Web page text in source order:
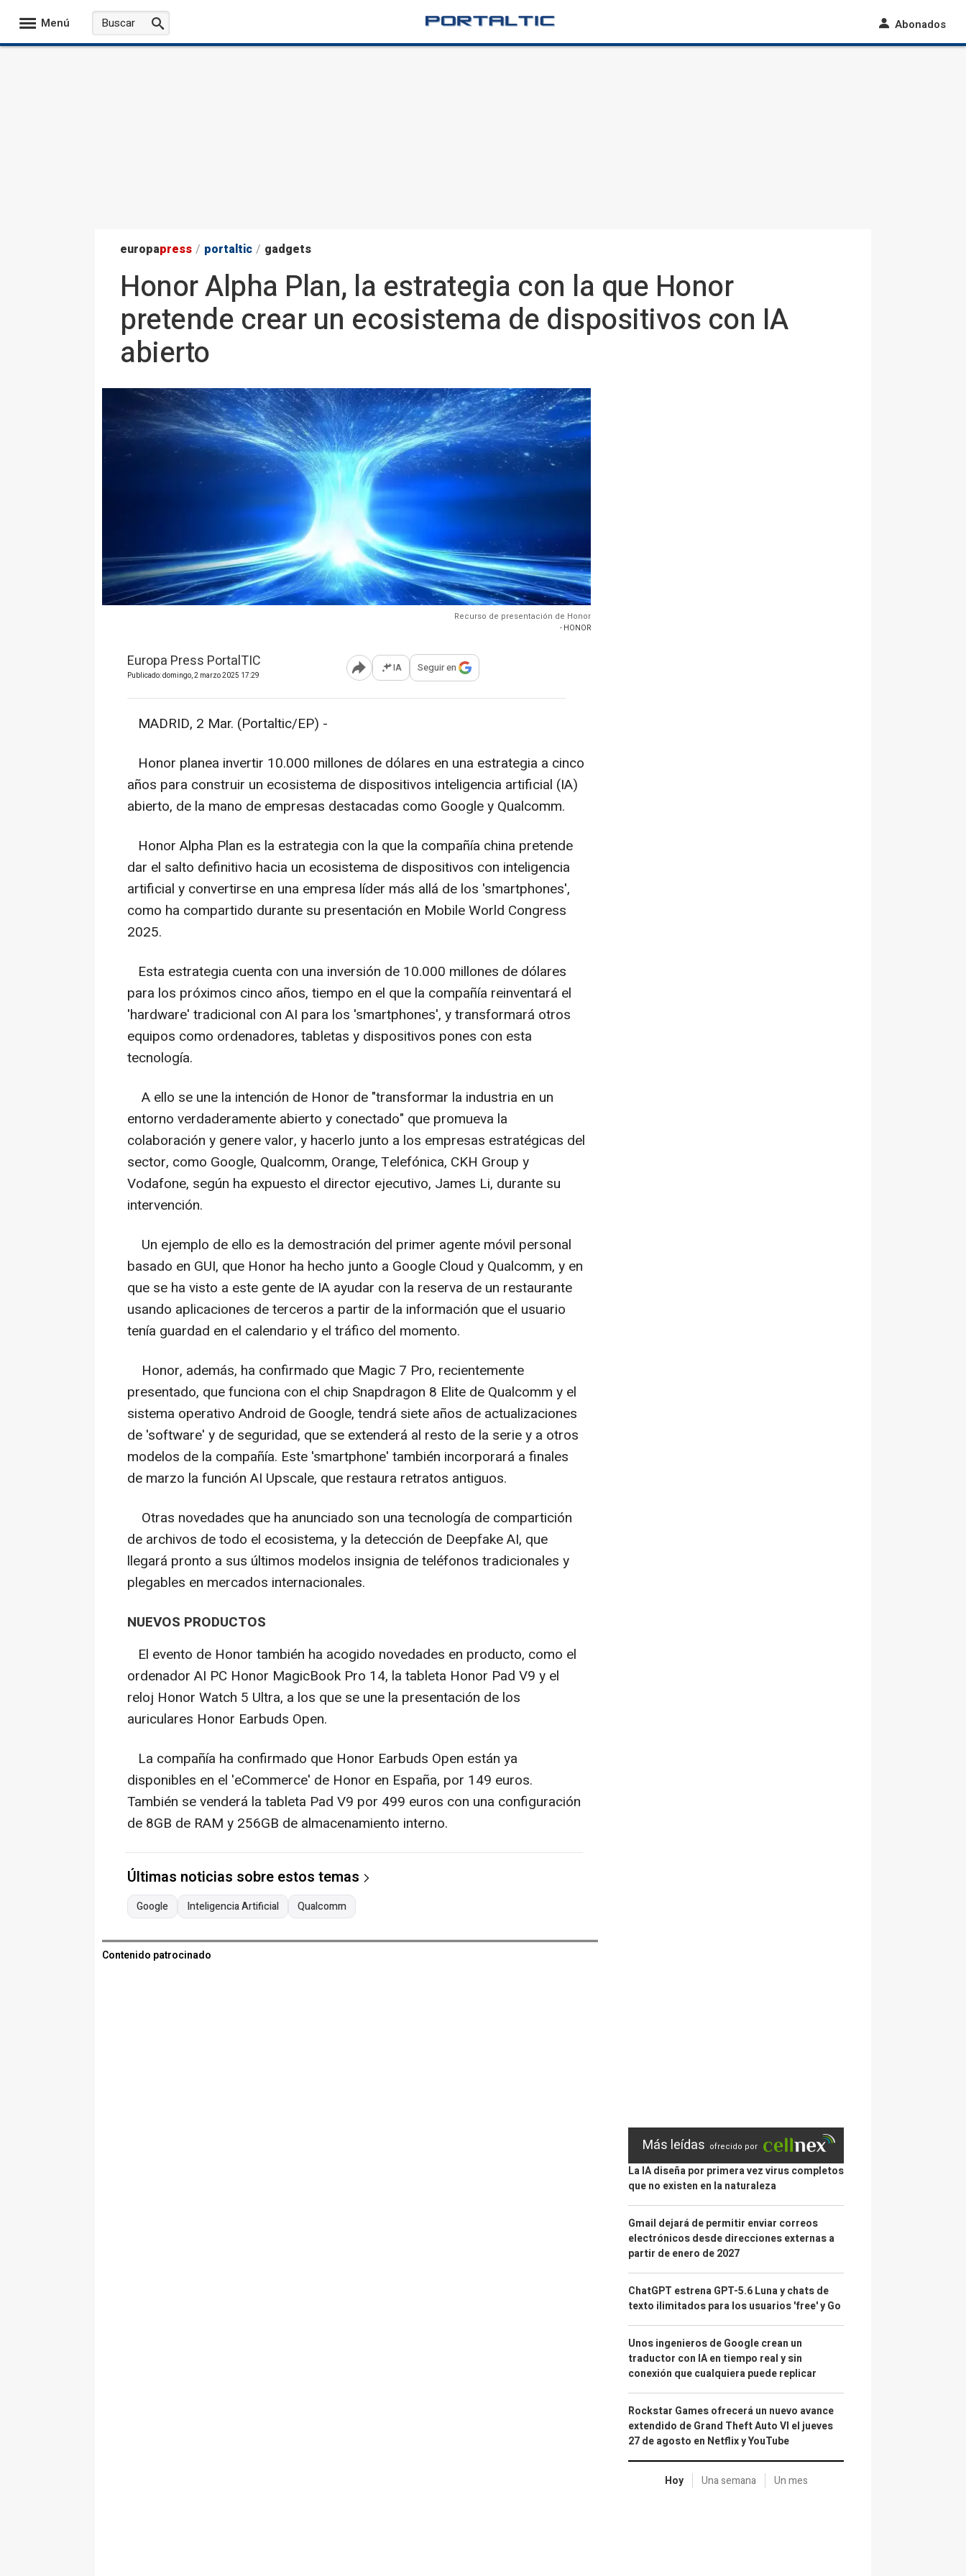
Menú Abonados
europapress / portaltic / gadgets
Honor Alpha Plan, la estrategia con la que Honor
pretende crear un ecosistema de dispositivos con IA
abierto
Recurso de presentación de Honor
- HONOR
Europa Press PortalTIC
Publicado: domingo, 2 marzo 2025 17:29 Abrir opciones para compartir
IA Seguir en
MADRID, 2 Mar. (Portaltic/EP) -
Honor planea invertir 10.000 millones de dólares en una estrategia a cinco
años para construir un ecosistema de dispositivos inteligencia artificial (IA)
abierto, de la mano de empresas destacadas como Google y Qualcomm.
Honor Alpha Plan es la estrategia con la que la compañía china pretende
dar el salto definitivo hacia un ecosistema de dispositivos con inteligencia
artificial y convertirse en una empresa líder más allá de los 'smartphones',
como ha compartido durante su presentación en Mobile World Congress
2025.
Esta estrategia cuenta con una inversión de 10.000 millones de dólares
para los próximos cinco años, tiempo en el que la compañía reinventará el
'hardware' tradicional con AI para los 'smartphones', y transformará otros
equipos como ordenadores, tabletas y dispositivos pones con esta
tecnología.
A ello se une la intención de Honor de "transformar la industria en un
entorno verdaderamente abierto y conectado" que promueva la
colaboración y genere valor, y hacerlo junto a los empresas estratégicas del
sector, como Google, Qualcomm, Orange, Telefónica, CKH Group y
Vodafone, según ha expuesto el director ejecutivo, James Li, durante su
intervención.
Un ejemplo de ello es la demostración del primer agente móvil personal
basado en GUI, que Honor ha hecho junto a Google Cloud y Qualcomm, y en
que se ha visto a este gente de IA ayudar con la reserva de un restaurante
usando aplicaciones de terceros a partir de la información que el usuario
tenía guardad en el calendario y el tráfico del momento.
Honor, además, ha confirmado que Magic 7 Pro, recientemente
presentado, que funciona con el chip Snapdragon 8 Elite de Qualcomm y el
sistema operativo Android de Google, tendrá siete años de actualizaciones
de 'software' y de seguridad, que se extenderá al resto de la serie y a otros
modelos de la compañía. Este 'smartphone' también incorporará a finales
de marzo la función AI Upscale, que restaura retratos antiguos.
Otras novedades que ha anunciado son una tecnología de compartición
de archivos de todo el ecosistema, y la detección de Deepfake AI, que
llegará pronto a sus últimos modelos insignia de teléfonos tradicionales y
plegables en mercados internacionales.
NUEVOS PRODUCTOS
El evento de Honor también ha acogido novedades en producto, como el
ordenador AI PC Honor MagicBook Pro 14, la tableta Honor Pad V9 y el
reloj Honor Watch 5 Ultra, a los que se une la presentación de los
auriculares Honor Earbuds Open.
La compañía ha confirmado que Honor Earbuds Open están ya
disponibles en el 'eCommerce' de Honor en España, por 149 euros.
También se venderá la tableta Pad V9 por 499 euros con una configuración
de 8GB de RAM y 256GB de almacenamiento interno.
Últimas noticias sobre estos temas
Google Inteligencia Artificial Qualcomm
Contenido patrocinado
Más leídas ofrecido por
La IA diseña por primera vez virus completos
que no existen en la naturaleza
Gmail dejará de permitir enviar correos
electrónicos desde direcciones externas a
partir de enero de 2027
ChatGPT estrena GPT-5.6 Luna y chats de
texto ilimitados para los usuarios 'free' y Go
Unos ingenieros de Google crean un
traductor con IA en tiempo real y sin
conexión que cualquiera puede replicar
Rockstar Games ofrecerá un nuevo avance
extendido de Grand Theft Auto VI el jueves
27 de agosto en Netflix y YouTube
Hoy Una semana Un mes